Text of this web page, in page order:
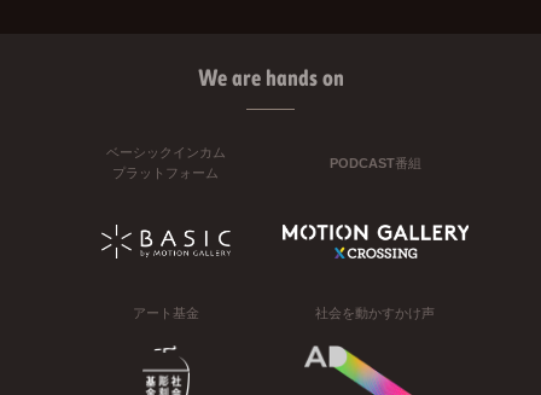
We are hands on
ベーシックインカム
プラットフォーム
PODCAST番組
アート基金 社会を動かすかけ声